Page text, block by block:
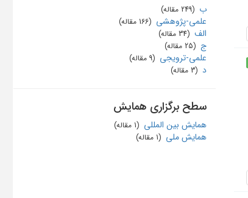
ب ‏ (249 مقاله)
علمی-پژوهشی ‏ (166 مقاله)
الف ‏ (34 مقاله)
ج ‏ (25 مقاله)
علمی-ترویجی ‏ (9 مقاله)
د ‏ (3 مقاله)
سطح برگزاری همایش
همایش بین المللی ‏ (1 مقاله)
همایش ملی ‏ (1 مقاله)